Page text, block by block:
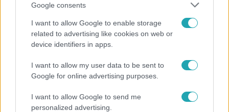
Google consents
I want to allow Google to enable storage
related to advertising like cookies on web or
device identifiers in apps.
I want to allow my user data to be sent to
Google for online advertising purposes.
I want to allow Google to send me
personalized advertising.
"Nem beszélek már vele évek óta" - Édesapja
kitagadta Nagy Zsoltot